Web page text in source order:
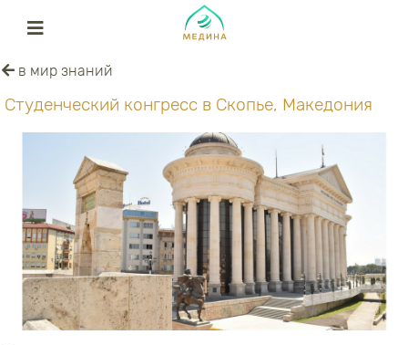
в мир знаний
Студенческий конгресс в Скопье, Македония